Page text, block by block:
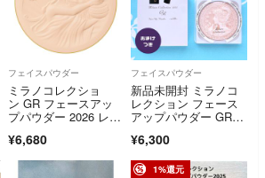
フェイスパウダー
ミラノコレクショ
ン GR フェースアッ
プパウダー 2026 レフ
¥6,680
フェイスパウダー
新品未開封 ミラノコ
レクション フェース
アップパウダー GR 2
¥6,300
1%還元